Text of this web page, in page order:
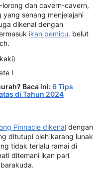
dan cavern-cavern,
senang menjelajahi
dikenal dengan
ikan pemicu, belut
I
Baca ini: 6 Tips
di Tahun 2024
Pinnacle dikenal dengan
ditutupi oleh karang lunak
tidak terlalu ramai di
ditemani ikan pari